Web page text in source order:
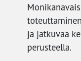
ja jatkuvaa
perusteella.